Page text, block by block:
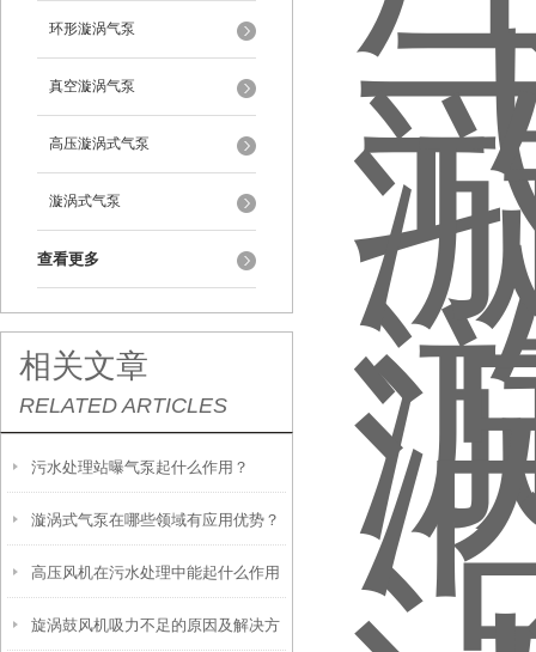
环形漩涡气泵
真空漩涡气泵
高压漩涡式气泵
漩涡式气泵
查看更多
相关文章
RELATED ARTICLES
污水处理站曝气泵起什么作用？
漩涡式气泵在哪些领域有应用优势？
高压风机在污水处理中能起什么作用
呢？
旋涡鼓风机吸力不足的原​因及解决方